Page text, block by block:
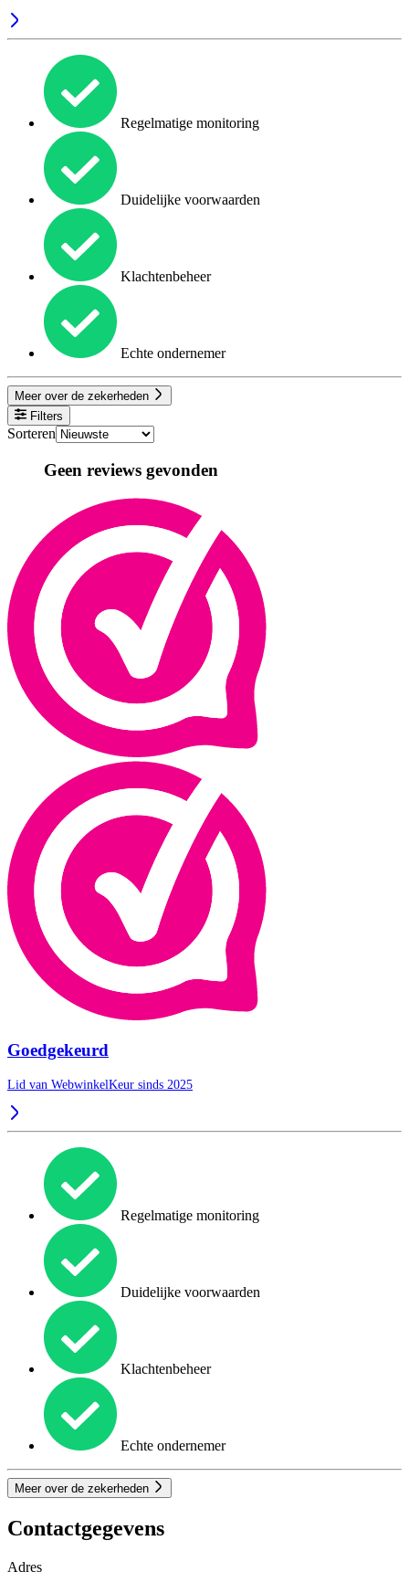
Regelmatige monitoring
Duidelijke voorwaarden
Klachtenbeheer
Echte ondernemer
Meer over de zekerheden
Filters
Sorteren
Geen reviews gevonden
Goedgekeurd
Lid van WebwinkelKeur sinds 2025
Regelmatige monitoring
Duidelijke voorwaarden
Klachtenbeheer
Echte ondernemer
Meer over de zekerheden
Contactgegevens
Adres